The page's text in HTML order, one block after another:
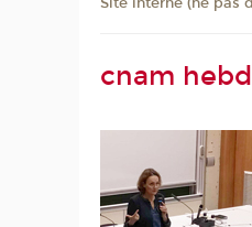
cnam